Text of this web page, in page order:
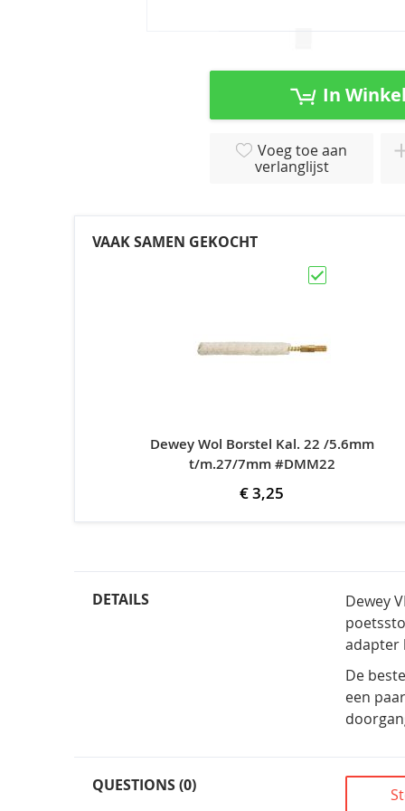
In
Voeg toe aan
verlanglijst
VAAK SAMEN GEKOCHT
Dewey Wol Borstel Kal. 22 /5.6mm
t/m.27/7mm #DMM22
€ 3,25
DETAILS Dewey
adapter
De
een
QUESTIONS (0)